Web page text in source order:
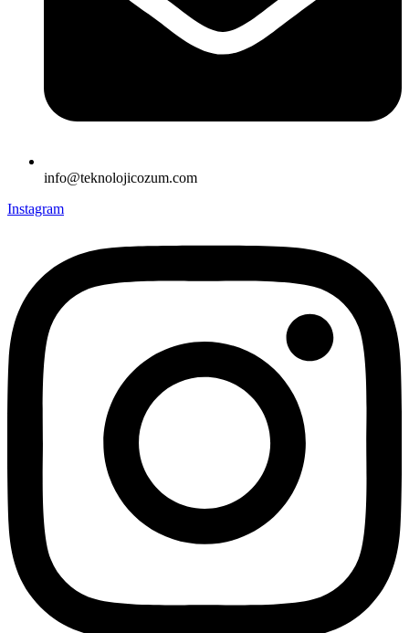
info@teknolojicozum.com
Instagram